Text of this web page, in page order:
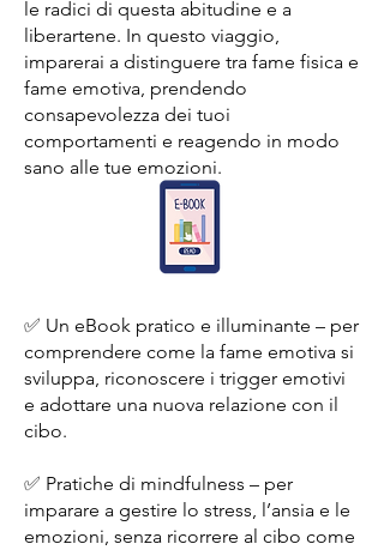
le radici di questa abitudine e a
liberartene. In questo viaggio,
imparerai a distinguere tra fame fisica e
fame emotiva, prendendo
consapevolezza dei tuoi
comportamenti e reagendo in modo
sano alle tue emozioni.
✅ Un eBook pratico e illuminante – per
comprendere come la fame emotiva si
sviluppa, riconoscere i trigger emotivi
e adottare una nuova relazione con il
cibo.
✅ Pratiche di mindfulness – per
imparare a gestire lo stress, l’ansia e le
emozioni, senza ricorrere al cibo come